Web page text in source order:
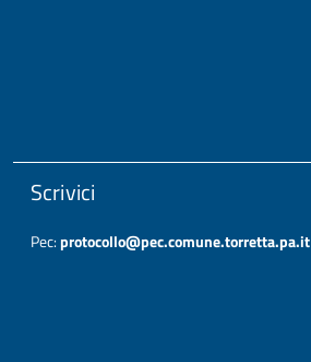
Scrivici
Pec:protocollo@pec.comune.torretta.pa.it